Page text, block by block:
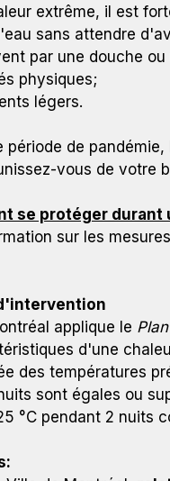
extrême, il est
sans attendre
par une douche ou
physiques;
légers.
période de
vous de votre
se protéger durant
sur les
applique le
d'une
des températures
sont égales ou
°C pendant 2 nuits